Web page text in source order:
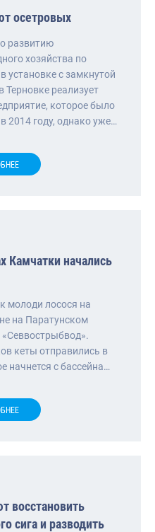
осетровых
развитию
хозяйства по
с замкнутой
Терновке реализует
которое было
2014 году, однако уже…
Камчатки начались
молоди лосося на
на Паратунском
кеты отправились в
начнется с бассейна…
восстановить
сига и разводить